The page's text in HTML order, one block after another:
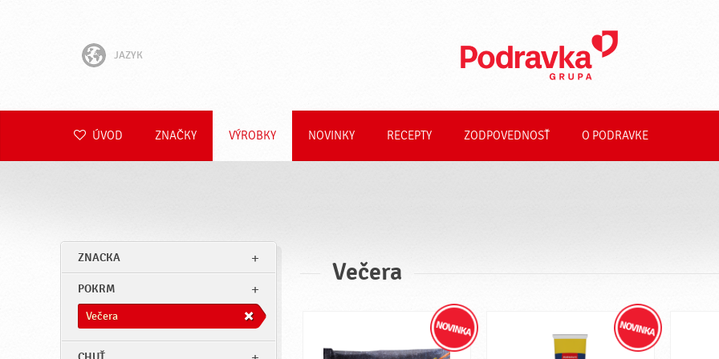
JAZYK
Hrvatski
Română
Deutsch
ÚVOD ZNAČKY VÝROBKY NOVINKY RECEPTY ZODPOVEDNOSŤ O PODRAVKE
ZNACKA
POKRM
Večera
Večera